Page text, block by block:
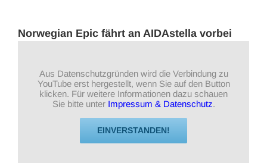
Norwegian Epic fährt an AIDAstella vorbei
Aus Datenschutzgründen wird die Verbindung zu
YouTube erst hergestellt, wenn Sie auf den Button
klicken. Für weitere Informationen dazu schauen
Sie bitte unter Impressum & Datenschutz.
EINVERSTANDEN!